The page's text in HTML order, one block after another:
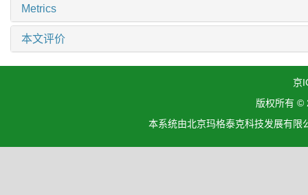
Metrics
本文评价
京
版权所有 ©
本系统由北京玛格泰克科技发展有